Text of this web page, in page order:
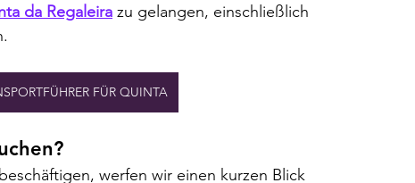
da Regaleira zu gelangen, einschließlich
FÜR QUINTA
werfen wir einen kurzen Blick